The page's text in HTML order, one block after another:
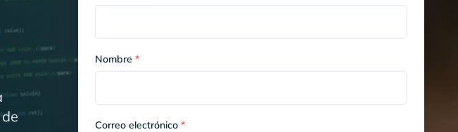
Nombre *
Correo electrónico *